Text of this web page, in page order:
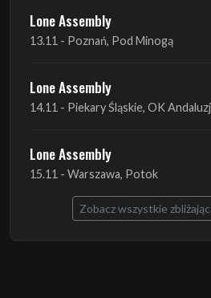
Lone Assembly
14.11 - Piekary Śląskie, OK Andaluzja
Lone Assembly
15.11 - Warszawa, Potok